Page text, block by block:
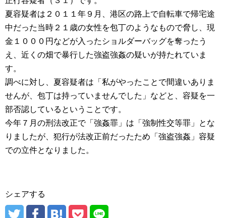
夏容疑者は２０１１年９月、港区の路上で自転車で帰宅途
中だった当時２１歳の女性を包丁のようなもので脅し、現
金１０００円などが入ったショルダーバッグを奪ったう
え、近くの畑で暴行した強盗強姦の疑いが持たれていま
す。
調べに対し、夏容疑者は「私がやったことで間違いありま
せんが、包丁は持っていませんでした」などと、容疑を一
部否認しているということです。
今年７月の刑法改正で「強姦罪」は「強制性交等罪」とな
りましたが、犯行が法改正前だったため「強盗強姦」容疑
での立件となりました。
シェアする